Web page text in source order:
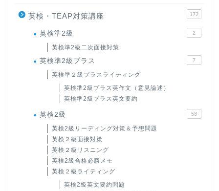
英検・TEAP対策講座 172
英検準2級 2
英検準2級二次面接対策
英検準2級プラス 7
英検準２級プラスライティング
英検準2級プラス英作文（意見論述）
英検準2級プラス英文要約
英検2級 58
英検2級リーディング対策＆予想問題
英検２級面接対策
英検２級リスニング
英検2級合格必勝メモ
英検２級ライティング
英検2級英文要約問題